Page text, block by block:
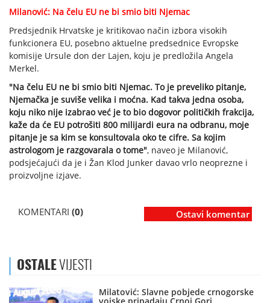
Milanović: Na čelu EU ne bi smio biti Njemac
Predsjednik Hrvatske je kritikovao način izbora visokih
funkcionera EU, posebno aktuelne predsednice Evropske
komisije Ursule don der Lajen, koju je predložila Angela
Merkel.
"Na čelu EU ne bi smio biti Njemac. To je preveliko pitanje,
Njemačka je suviše velika i moćna. Kad takva jedna osoba,
koju niko nije izabrao već je to bio dogovor političkih frakcija,
kaže da će EU potrošiti 800 milijardi eura na odbranu, moje
pitanje je sa kim se konsultovala oko te cifre. Sa kojim
astrologom je razgovarala o tome", naveo je Milanović,
podsjećajući da je i Žan Klod Junker davao vrlo neoprezne i
proizvoljne izjave.
KOMENTARI (0) Ostavi komentar
OSTALEVIJESTI
Milatović: Slavne pobjede crnogorske